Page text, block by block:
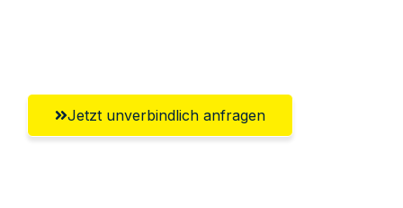
Jetzt unverbindlich anfragen